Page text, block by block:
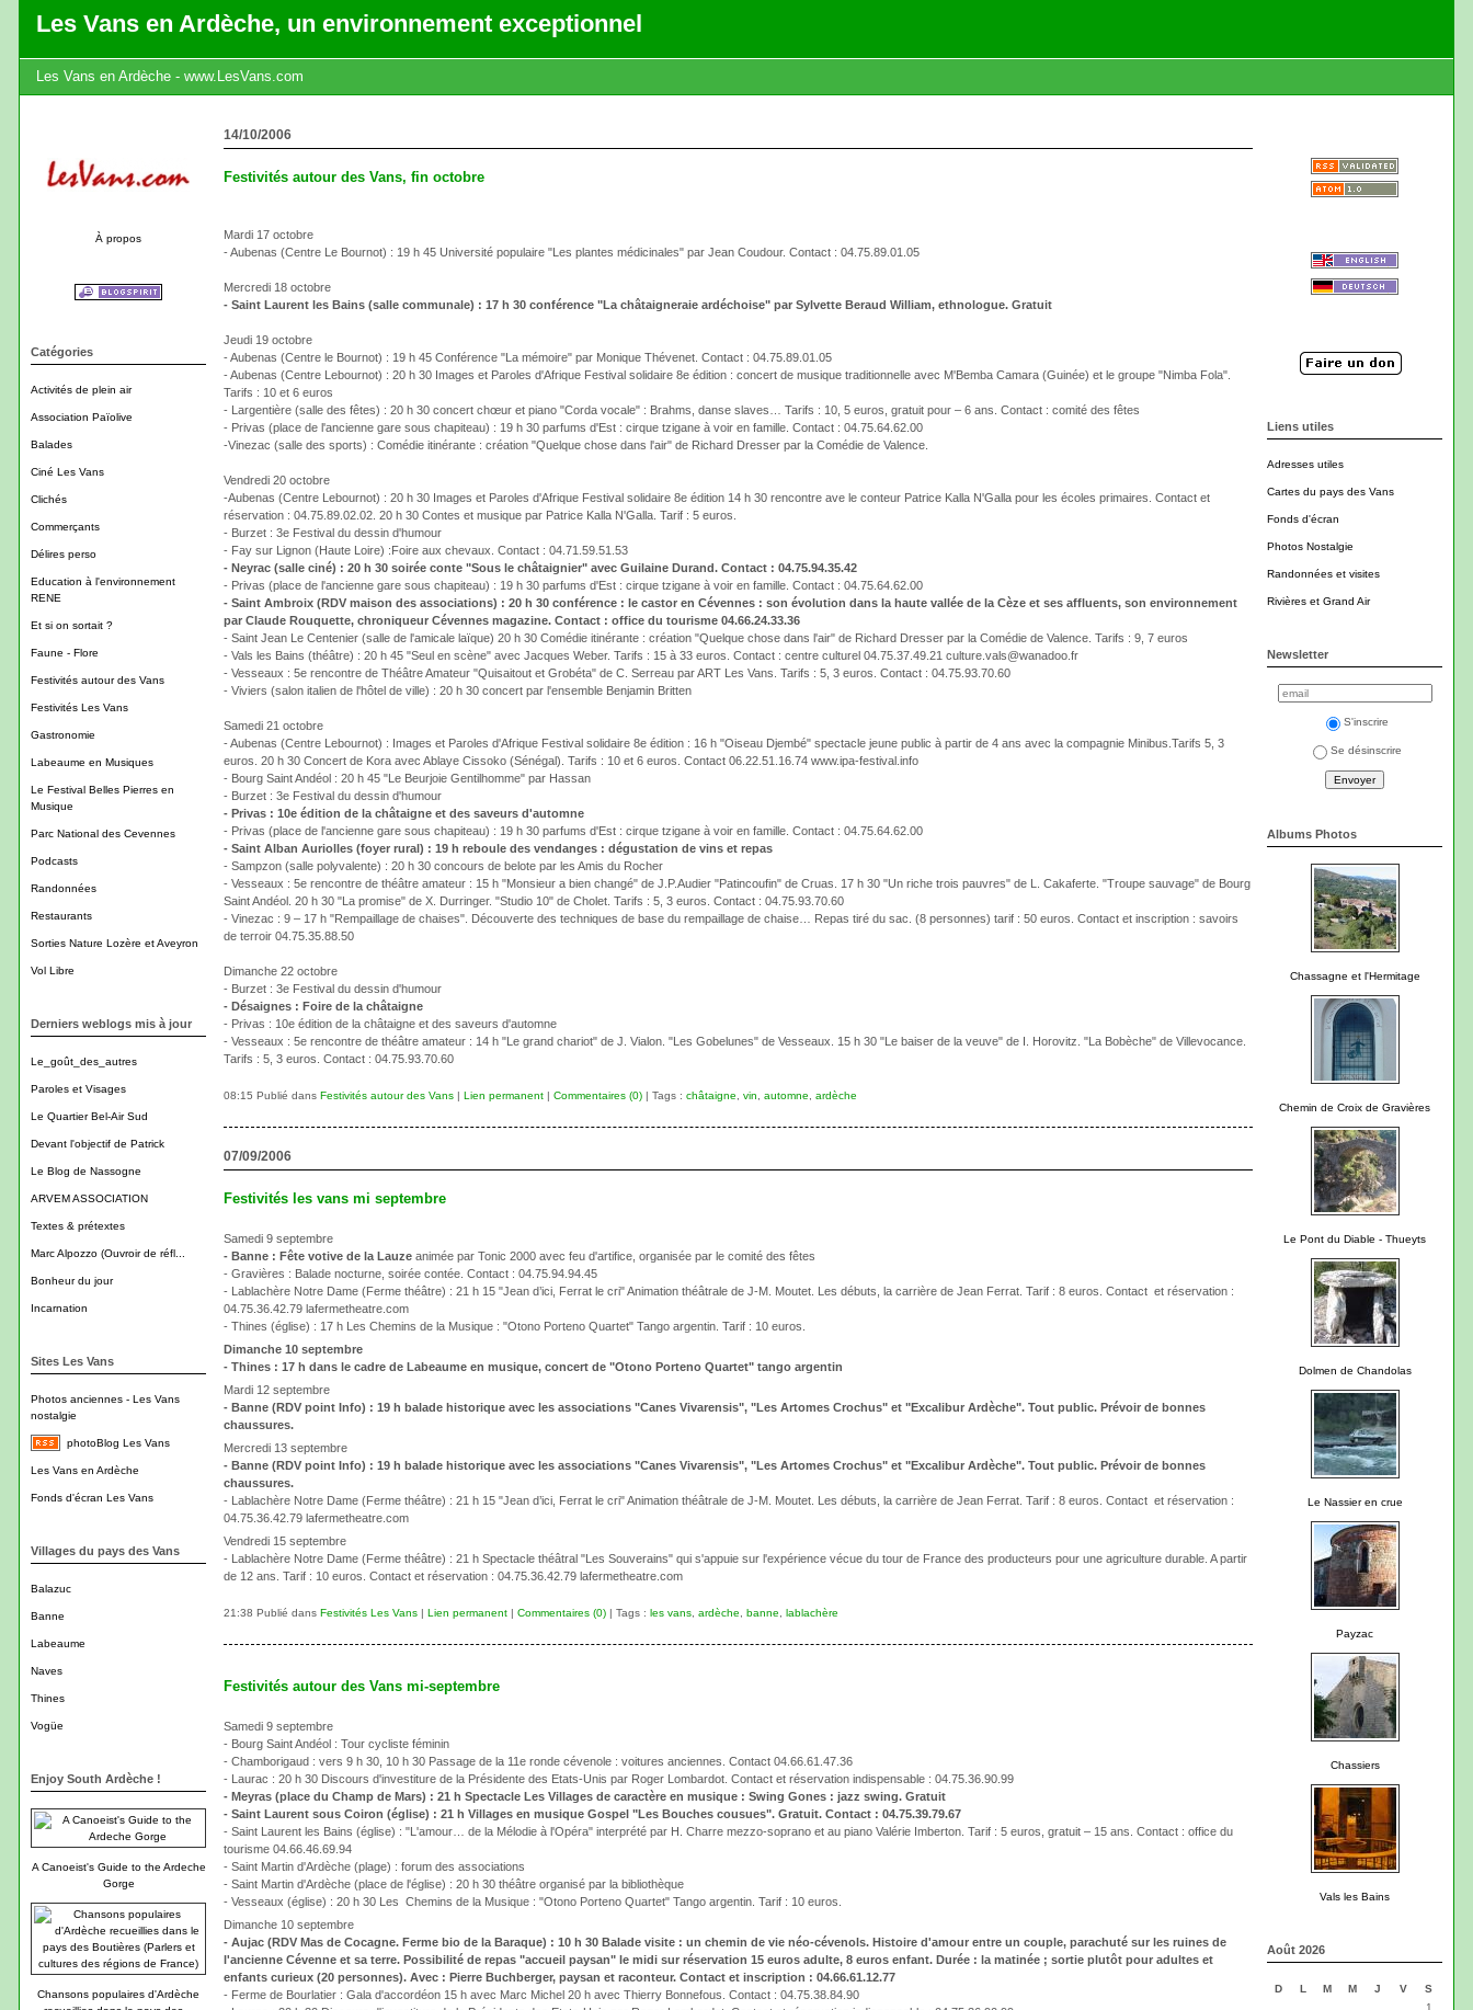
Les Vans en Ardèche, un environnement exceptionnel
Les Vans en Ardèche - www.LesVans.com
À propos
Catégories
Activités de plein air
Association Païolive
Balades
Ciné Les Vans
Clichés
Commerçants
Délires perso
Education à l'environnement
RENE
Et si on sortait ?
Faune - Flore
Festivités autour des Vans
Festivités Les Vans
Gastronomie
Labeaume en Musiques
Le Festival Belles Pierres en
Musique
Parc National des Cevennes
Podcasts
Randonnées
Restaurants
Sorties Nature Lozère et Aveyron
Vol Libre
Derniers weblogs mis à jour
Le_goût_des_autres
Paroles et Visages
Le Quartier Bel-Air Sud
Devant l'objectif de Patrick
Le Blog de Nassogne
ARVEM ASSOCIATION
Textes & prétextes
Marc Alpozzo (Ouvroir de réfl...
Bonheur du jour
Incarnation
Sites Les Vans
Photos anciennes - Les Vans
nostalgie
photoBlog Les Vans
Les Vans en Ardèche
Fonds d'écran Les Vans
Villages du pays des Vans
Balazuc
Banne
Labeaume
Naves
Thines
Vogüe
Enjoy South Ardèche !
A Canoeist's Guide to the Ardeche
Gorge
Chansons populaires d'Ardèche
Liens utiles
Adresses utiles
Cartes du pays des Vans
Fonds d'écran
Photos Nostalgie
Randonnées et visites
Rivières et Grand Air
Newsletter
S'inscrire
Se désinscrire
Albums Photos
Chassagne et l'Hermitage
Chemin de Croix de Gravières
Le Pont du Diable - Thueyts
Dolmen de Chandolas
Le Nassier en crue
Payzac
Chassiers
Vals les Bains
Août 2026
D L M M J V
S
1
14/10/2006
Festivités autour des Vans, fin octobre
Mardi 17 octobre
- Aubenas (Centre Le Bournot) : 19 h 45 Université populaire "Les plantes médicinales" par Jean Coudour. Contact : 04.75.89.01.05
Mercredi 18 octobre
- Saint Laurent les Bains (salle communale) : 17 h 30 conférence "La châtaigneraie ardéchoise" par Sylvette Beraud William, ethnologue. Gratuit
Jeudi 19 octobre
- Aubenas (Centre le Bournot) : 19 h 45 Conférence "La mémoire" par Monique Thévenet. Contact : 04.75.89.01.05
- Aubenas (Centre Lebournot) : 20 h 30 Images et Paroles d'Afrique Festival solidaire 8e édition : concert de musique traditionnelle avec M'Bemba Camara (Guinée) et le groupe "Nimba Fola".
Tarifs : 10 et 6 euros
- Largentière (salle des fêtes) : 20 h 30 concert chœur et piano "Corda vocale" : Brahms, danse slaves… Tarifs : 10, 5 euros, gratuit pour – 6 ans. Contact : comité des fêtes
- Privas (place de l'ancienne gare sous chapiteau) : 19 h 30 parfums d'Est : cirque tzigane à voir en famille. Contact : 04.75.64.62.00
-Vinezac (salle des sports) : Comédie itinérante : création "Quelque chose dans l'air" de Richard Dresser par la Comédie de Valence.
Vendredi 20 octobre
-Aubenas (Centre Lebournot) : 20 h 30 Images et Paroles d'Afrique Festival solidaire 8e édition 14 h 30 rencontre ave le conteur Patrice Kalla N'Galla pour les écoles primaires. Contact et
réservation : 04.75.89.02.02. 20 h 30 Contes et musique par Patrice Kalla N'Galla. Tarif : 5 euros.
- Burzet : 3e Festival du dessin d'humour
- Fay sur Lignon (Haute Loire) :Foire aux chevaux. Contact : 04.71.59.51.53
- Neyrac (salle ciné) : 20 h 30 soirée conte "Sous le châtaignier" avec Guilaine Durand. Contact : 04.75.94.35.42
- Privas (place de l'ancienne gare sous chapiteau) : 19 h 30 parfums d'Est : cirque tzigane à voir en famille. Contact : 04.75.64.62.00
- Saint Ambroix (RDV maison des associations) : 20 h 30 conférence : le castor en Cévennes : son évolution dans la haute vallée de la Cèze et ses affluents, son environnement
par Claude Rouquette, chroniqueur Cévennes magazine. Contact : office du tourisme 04.66.24.33.36
- Saint Jean Le Centenier (salle de l'amicale laïque) 20 h 30 Comédie itinérante : création "Quelque chose dans l'air" de Richard Dresser par la Comédie de Valence. Tarifs : 9, 7 euros
- Vals les Bains (théâtre) : 20 h 45 "Seul en scène" avec Jacques Weber. Tarifs : 15 à 33 euros. Contact : centre culturel 04.75.37.49.21 culture.vals@wanadoo.fr
- Vesseaux : 5e rencontre de Théâtre Amateur "Quisaitout et Grobéta" de C. Serreau par ART Les Vans. Tarifs : 5, 3 euros. Contact : 04.75.93.70.60
- Viviers (salon italien de l'hôtel de ville) : 20 h 30 concert par l'ensemble Benjamin Britten
Samedi 21 octobre
- Aubenas (Centre Lebournot) : Images et Paroles d'Afrique Festival solidaire 8e édition : 16 h "Oiseau Djembé" spectacle jeune public à partir de 4 ans avec la compagnie Minibus.Tarifs 5, 3
euros. 20 h 30 Concert de Kora avec Ablaye Cissoko (Sénégal). Tarifs : 10 et 6 euros. Contact 06.22.51.16.74 www.ipa-festival.info
- Bourg Saint Andéol : 20 h 45 "Le Beurjoie Gentilhomme" par Hassan
- Burzet : 3e Festival du dessin d'humour
- Privas : 10e édition de la châtaigne et des saveurs d'automne
- Privas (place de l'ancienne gare sous chapiteau) : 19 h 30 parfums d'Est : cirque tzigane à voir en famille. Contact : 04.75.64.62.00
- Saint Alban Auriolles (foyer rural) : 19 h reboule des vendanges : dégustation de vins et repas
- Sampzon (salle polyvalente) : 20 h 30 concours de belote par les Amis du Rocher
- Vesseaux : 5e rencontre de théâtre amateur : 15 h "Monsieur a bien changé" de J.P.Audier "Patincoufin" de Cruas. 17 h 30 "Un riche trois pauvres" de L. Cakaferte. "Troupe sauvage" de Bourg
Saint Andéol. 20 h 30 "La promise" de X. Durringer. "Studio 10" de Cholet. Tarifs : 5, 3 euros. Contact : 04.75.93.70.60
- Vinezac : 9 – 17 h "Rempaillage de chaises". Découverte des techniques de base du rempaillage de chaise… Repas tiré du sac. (8 personnes) tarif : 50 euros. Contact et inscription : savoirs
de terroir 04.75.35.88.50
Dimanche 22 octobre
- Burzet : 3e Festival du dessin d'humour
- Désaignes : Foire de la châtaigne
- Privas : 10e édition de la châtaigne et des saveurs d'automne
- Vesseaux : 5e rencontre de théâtre amateur : 14 h "Le grand chariot" de J. Vialon. "Les Gobelunes" de Vesseaux. 15 h 30 "Le baiser de la veuve" de I. Horovitz. "La Bobèche" de Villevocance.
Tarifs : 5, 3 euros. Contact : 04.75.93.70.60
08:15 Publié dans Festivités autour des Vans | Lien permanent | Commentaires (0) | Tags : châtaigne vin automne ardèche
07/09/2006
Festivités les vans mi septembre
Samedi 9 septembre
- Banne : Fête votive de la Lauze animée par Tonic 2000 avec feu d'artifice, organisée par le comité des fêtes
- Gravières : Balade nocturne, soirée contée. Contact : 04.75.94.94.45
- Lablachère Notre Dame (Ferme théâtre) : 21 h 15 "Jean d’ici, Ferrat le cri" Animation théâtrale de J-M. Moutet. Les débuts, la carrière de Jean Ferrat. Tarif : 8 euros. Contact et réservation :
04.75.36.42.79 lafermetheatre.com
- Thines (église) : 17 h Les Chemins de la Musique : "Otono Porteno Quartet" Tango argentin. Tarif : 10 euros.
Dimanche 10 septembre
- Thines : 17 h dans le cadre de Labeaume en musique, concert de "Otono Porteno Quartet" tango argentin
Mardi 12 septembre
- Banne (RDV point Info) : 19 h balade historique avec les associations "Canes Vivarensis", "Les Artomes Crochus" et "Excalibur Ardèche". Tout public. Prévoir de bonnes
chaussures.
Mercredi 13 septembre
- Banne (RDV point Info) : 19 h balade historique avec les associations "Canes Vivarensis", "Les Artomes Crochus" et "Excalibur Ardèche". Tout public. Prévoir de bonnes
chaussures.
- Lablachère Notre Dame (Ferme théâtre) : 21 h 15 "Jean d’ici, Ferrat le cri" Animation théâtrale de J-M. Moutet. Les débuts, la carrière de Jean Ferrat. Tarif : 8 euros. Contact et réservation :
04.75.36.42.79 lafermetheatre.com
Vendredi 15 septembre
- Lablachère Notre Dame (Ferme théâtre) : 21 h Spectacle théâtral "Les Souverains" qui s'appuie sur l'expérience vécue du tour de France des producteurs pour une agriculture durable. A partir
de 12 ans. Tarif : 10 euros. Contact et réservation : 04.75.36.42.79 lafermetheatre.com
21:38 Publié dans Festivités Les Vans | Lien permanent | Commentaires (0) | Tags : les vans ardèche banne lablachère
Festivités autour des Vans mi-septembre
Samedi 9 septembre
- Bourg Saint Andéol : Tour cycliste féminin
- Chamborigaud : vers 9 h 30, 10 h 30 Passage de la 11e ronde cévenole : voitures anciennes. Contact 04.66.61.47.36
- Laurac : 20 h 30 Discours d'investiture de la Présidente des Etats-Unis par Roger Lombardot. Contact et réservation indispensable : 04.75.36.90.99
- Meyras (place du Champ de Mars) : 21 h Spectacle Les Villages de caractère en musique : Swing Gones : jazz swing. Gratuit
- Saint Laurent sous Coiron (église) : 21 h Villages en musique Gospel "Les Bouches cousues". Gratuit. Contact : 04.75.39.79.67
- Saint Laurent les Bains (église) : "L'amour… de la Mélodie à l'Opéra" interprété par H. Charre mezzo-soprano et au piano Valérie Imberton. Tarif : 5 euros, gratuit – 15 ans. Contact : office du
tourisme 04.66.46.69.94
- Saint Martin d'Ardèche (plage) : forum des associations
- Saint Martin d'Ardèche (place de l'église) : 20 h 30 théâtre organisé par la bibliothèque
- Vesseaux (église) : 20 h 30 Les Chemins de la Musique : "Otono Porteno Quartet" Tango argentin. Tarif : 10 euros.
Dimanche 10 septembre
- Aujac (RDV Mas de Cocagne. Ferme bio de la Baraque) : 10 h 30 Balade visite : un chemin de vie néo-cévenols. Histoire d'amour entre un couple, parachuté sur les ruines de
l'ancienne Cévenne et sa terre. Possibilité de repas "accueil paysan" le midi sur réservation 15 euros adulte, 8 euros enfant. Durée : la matinée ; sortie plutôt pour adultes et
enfants curieux (20 personnes). Avec : Pierre Buchberger, paysan et raconteur. Contact et inscription : 04.66.61.12.77
- Ferme de Bourlatier : Gala d'accordéon 15 h avec Marc Michel 20 h avec Thierry Bonnefous. Contact : 04.75.38.84.90